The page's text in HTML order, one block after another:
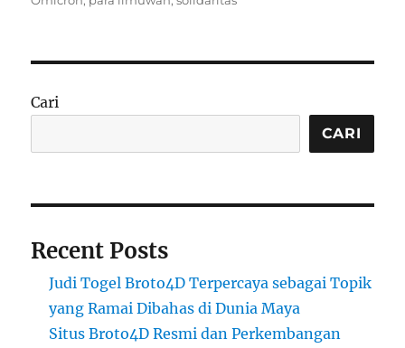
Cari
CARI
Recent Posts
Judi Togel Broto4D Terpercaya sebagai Topik
yang Ramai Dibahas di Dunia Maya
Situs Broto4D Resmi dan Perkembangan